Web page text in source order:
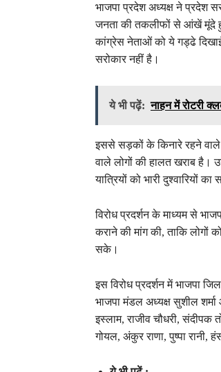
भाजपा प्रदेश अध्यक्ष ने प्रदेश
जनता की तकलीफों से आंखें मूंदे
कांग्रेस नेताओं को ये गड्ढे
सरोकार नहीं है।
ये भी पढ़ें: नाहन में रोटरी
इससे सड़कों के किनारे रहने वाले
वाले लोगों की हालत खराब है।
यात्रियों को भारी दुश्वारियों
विरोध प्रदर्शन के माध्यम से
कराने की मांग की, ताकि लोगों
सके।
इस विरोध प्रदर्शन में भाजपा
भाजपा मंडल अध्यक्ष सुशील
इस्लाम, राजीव चौधरी, संदीपक
गोयल, अंकुर राणा, पुष्पा रानी,